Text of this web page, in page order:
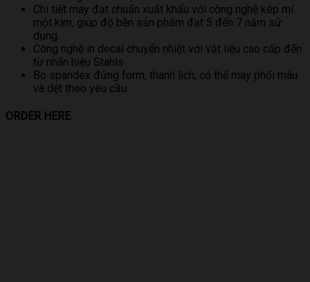
Chi tiết may đạt chuẩn xuất khẩu với công nghệ kép mí
một kim, giúp độ bền sản phẩm đạt 5 đến 7 năm sử
dụng.
Công nghệ in decal chuyển nhiệt với vật liệu cao cấp đến
từ nhãn hiệu Stahls
Bo spandex đứng form, thanh lịch, có thể may phối màu
và dệt theo yêu cầu.
ORDER HERE